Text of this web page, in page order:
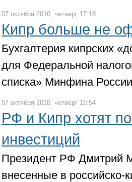
07 октября 2010, четверг 17:18
Кипр больше не
Бухгалтерия кипрских
для Федеральной
списка» Минфина России
07 октября 2010, четверг 16:54
РФ и Кипр хотят
инвестиций
Президент РФ Дмитрий
внесенные в российско-